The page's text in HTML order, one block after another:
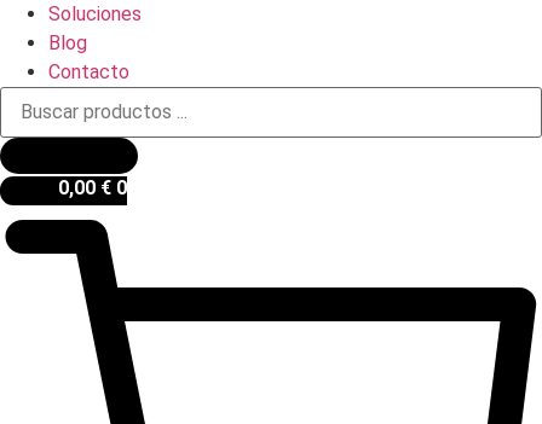
Soluciones
Blog
Contacto
Búsqueda
productos
0,00 € 0